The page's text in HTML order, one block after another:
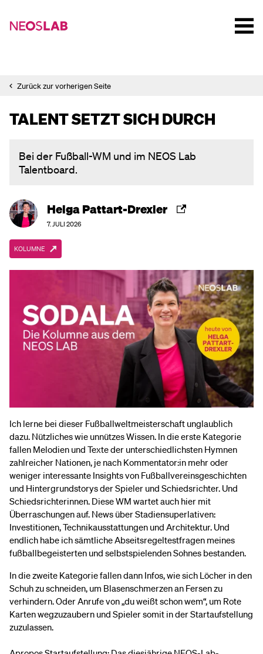
Zurück zur vorherigen Seite
TALENT SETZT SICH DURCH
Bei der Fußball-WM und im NEOS Lab
Talentboard.
Helga Pattart-Drexler
7. JULI 2026
KOLUMNE
Ich lerne bei dieser Fußballweltmeisterschaft unglaublich
dazu. Nützliches wie unnützes Wissen. In die erste Kategorie
fallen Melodien und Texte der unterschiedlichsten Hymnen
zahlreicher Nationen, je nach Kommentator:in mehr oder
weniger interessante Insights von Fußballvereinsgeschichten
und Hintergrundstorys der Spieler und Schiedsrichter. Und
Schiedsrichterinnen. Diese WM wartet auch hier mit
Überraschungen auf. News über Stadiensuperlativen:
Investitionen, Technikausstattungen und Architektur. Und
endlich habe ich sämtliche Abseitsregeltestfragen meines
fußballbegeisterten und selbstspielenden Sohnes bestanden.
In die zweite Kategorie fallen dann Infos, wie sich Löcher in den
Schuh zu schneiden, um Blasenschmerzen an Fersen zu
verhindern. Oder Anrufe von „du weißt schon wem“, um Rote
Karten wegzuzaubern und Spieler somit in der Startaufstellung
zuzulassen.